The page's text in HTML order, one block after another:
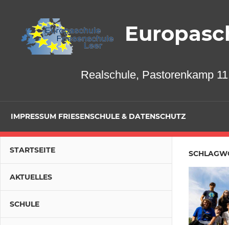
springen
Realschule, Pastorenkamp
IMPRESSUM FRIESENSCHULE & DATENSCHUTZ
STARTSEITE
AKTUELLES
SCHULE